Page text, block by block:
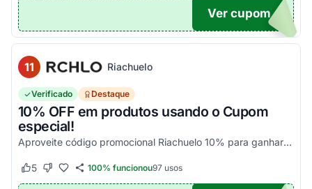
OM20
Ver cupom
11 Riachuelo
Verificado Destaque
10% OFF em produtos usando o Cupom
especial!
Aproveite código promocional Riachuelo 10% para ganhar esse desconto em compras. Não cumulatios e somente para produtos vendidos e entregues pela Riachuelo, com exceção das categor...
Este cupom funcionou
5 Este cupom não funcionou
100% funcionou97usos